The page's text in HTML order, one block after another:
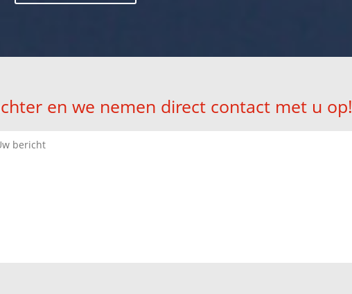
en we nemen direct contact met u op!